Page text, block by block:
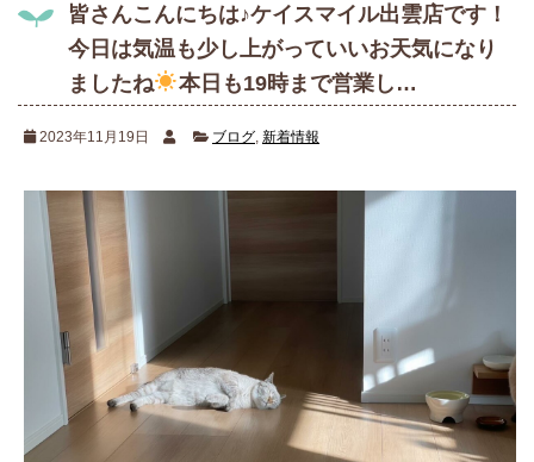
皆さんこんにちは♪ケイスマイル出雲店です！
今日は気温も少し上がっていいお天気になり
ましたね
本日も19時まで営業し…
2023年11月19日 ブログ 新着情報